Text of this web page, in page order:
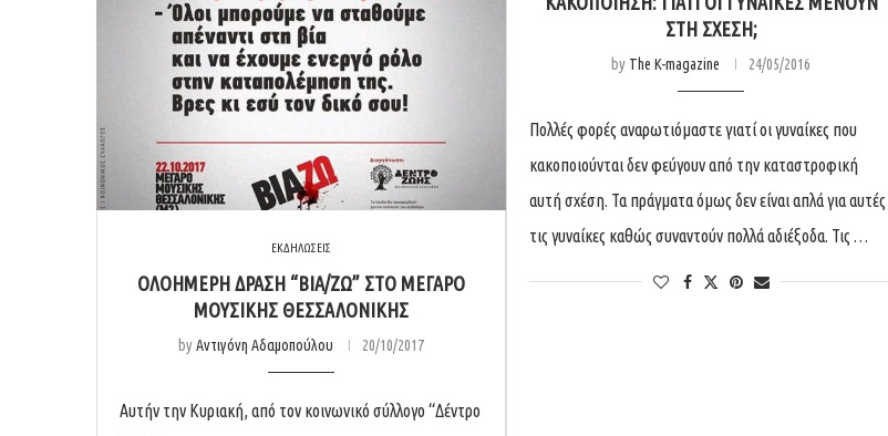
ΕΚΔΗΛΩΣΕΙΣ
ΟΛΟΉΜΕΡΗ ΔΡΆΣΗ “ΒΙΑ/ΖΩ” ΣΤΟ ΜΈΓΑΡΟ
ΜΟΥΣΙΚΉΣ ΘΕΣΣΑΛΟΝΊΚΗΣ
byΑντιγόνη Αδαμοπούλου 20/10/2017
Αυτήν την Κυριακή, από τον κοινωνικό σύλλογο “Δέντρο
ΣΤΗ ΣΧΈΣΗ;
by The K-magazine 24/05/2016
Πολλές φορές αναρωτιόμαστε γιατί οι γυναίκες που
κακοποιούνται δεν φεύγουν από την καταστροφική
αυτή σχέση. Τα πράγματα όμως δεν είναι απλά για αυτές
τις γυναίκες καθώς συναντούν πολλά αδιέξοδα. Τις …